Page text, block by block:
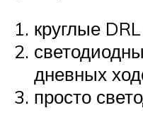
круглые
дневных
просто